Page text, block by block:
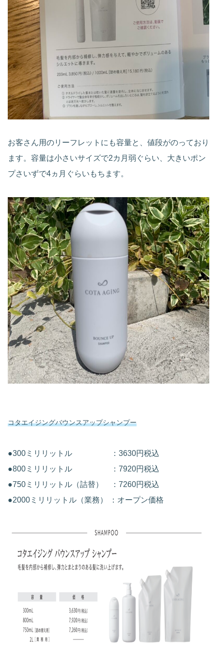
お客さん用のリーフレットにも容量と、値段がのっており
ます。容量は小さいサイズで2カ月弱ぐらい、大きいポン
プさいずで4ヵ月ぐらいもちます。
コタエイジングバウンスアップシャンプー
●300ミリリットル ：3630円税込
●800ミリリットル ：7920円税込
●750ミリリットル（詰替） ：7260円税込
●2000ミリリットル（業務） ：オープン価格